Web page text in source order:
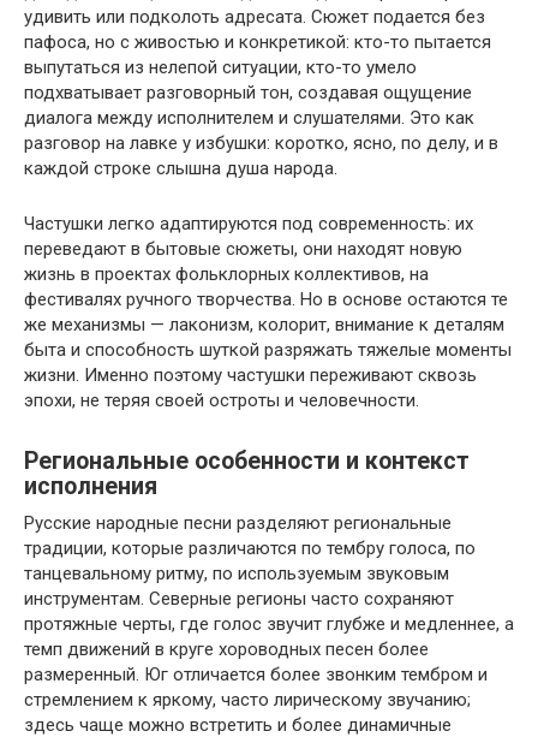
удивить или подколоть адресата. Сюжет подается без
пафоса, но с живостью и конкретикой: кто-то пытается
выпутаться из нелепой ситуации, кто-то умело
подхватывает разговорный тон, создавая ощущение
диалога между исполнителем и слушателями. Это как
разговор на лавке у избушки: коротко, ясно, по делу, и в
каждой строке слышна душа народа.
Частушки легко адаптируются под современность: их
переведают в бытовые сюжеты, они находят новую
жизнь в проектах фольклорных коллективов, на
фестивалях ручного творчества. Но в основе остаются те
же механизмы — лаконизм, колорит, внимание к деталям
быта и способность шуткой разряжать тяжелые моменты
жизни. Именно поэтому частушки переживают сквозь
эпохи, не теряя своей остроты и человечности.
Региональные особенности и контекст
исполнения
Русские народные песни разделяют региональные
традиции, которые различаются по тембру голоса, по
танцевальному ритму, по используемым звуковым
инструментам. Северные регионы часто сохраняют
протяжные черты, где голос звучит глубже и медленнее, а
темп движений в круге хороводных песен более
размеренный. Юг отличается более звонким тембром и
стремлением к яркому, часто лирическому звучанию;
здесь чаще можно встретить и более динамичные